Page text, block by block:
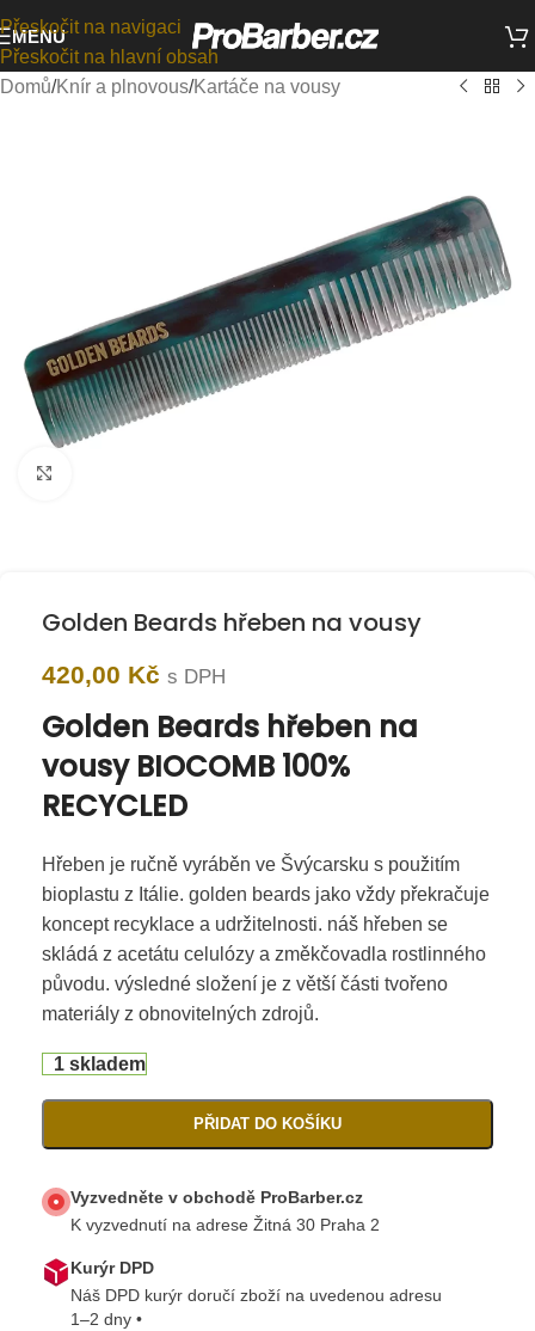
Přeskočit na navigaci
Přeskočit na hlavní obsah
MENU
Domů/Knír a plnovous/Kartáče na vousy
Golden Beards hřeben na vousy
420,00 Kč s DPH
Golden Beards hřeben na
vousy BIOCOMB 100%
RECYCLED
Hřeben je ručně vyráběn ve Švýcarsku s použitím
bioplastu z Itálie. golden beards jako vždy překračuje
koncept recyklace a udržitelnosti. náš hřeben se
skládá z acetátu celulózy a změkčovadla rostlinného
původu. výsledné složení je z větší části tvořeno
materiály z obnovitelných zdrojů.
1 skladem
PŘIDAT DO KOŠÍKU
Vyzvedněte v obchodě ProBarber.cz
K vyzvednutí na adrese Žitná 30 Praha 2
Kurýr DPD
Náš DPD kurýr doručí zboží na uvedenou adresu
1–2 dny •